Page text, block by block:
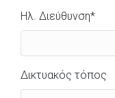
Ηλ. Διεύθυνση*
Δικτυακός τόπος